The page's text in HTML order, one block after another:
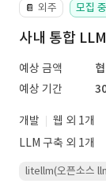
📔 외주 모집 중
사내 통합
예상 금액
예상 기간
개발
웹 외 1개
LLM 구축 외 1개
litellm(오픈소스